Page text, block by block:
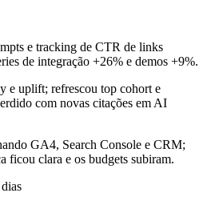
e tracking de CTR de links
de integração +26% e demos +9%.
e uplift; refrescou top cohort e
com novas citações em AI
GA4, Search Console e CRM;
ficou clara e os budgets subiram.